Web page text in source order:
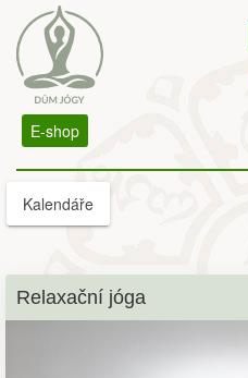
E-shop
Kalendáře
Relaxační jóga